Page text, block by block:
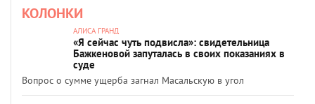
КОЛОНКИ
АЛИСА ГРАНД
«Я сейчас чуть подвисла»: свидетельница
Бажкеновой запуталась в своих показаниях в
суде
Вопрос о сумме ущерба загнал Масальскую в угол